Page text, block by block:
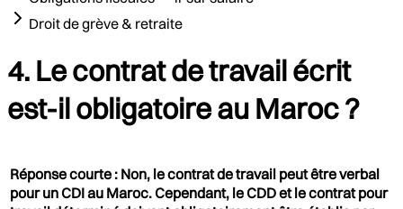
Droit de grève & retraite
4. Le contrat de travail écrit
est-il obligatoire au Maroc ?
Réponse courte : Non, le contrat de travail peut être verbal
pour un CDI au Maroc. Cependant, le CDD et le contrat pour